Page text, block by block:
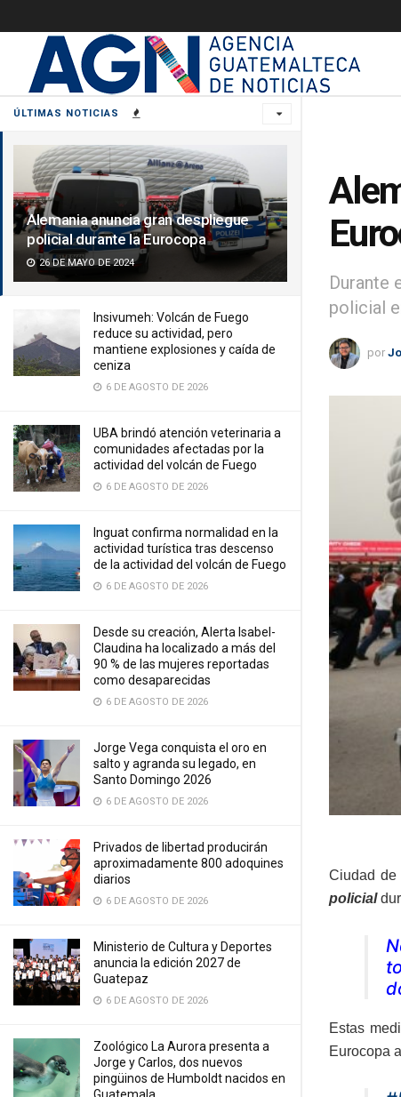
ÚLTIMAS NOTICIAS
Alemania anuncia gran despliegue
policial durante la Eurocopa
26 DE MAYO DE 2024
Insivumeh: Volcán de Fuego
reduce su actividad, pero
mantiene explosiones y caída de
ceniza
6 DE AGOSTO DE 2026
UBA brindó atención veterinaria a
comunidades afectadas por la
actividad del volcán de Fuego
6 DE AGOSTO DE 2026
Inguat confirma normalidad en la
actividad turística tras descenso
de la actividad del volcán de Fuego
6 DE AGOSTO DE 2026
Desde su creación, Alerta Isabel-
Claudina ha localizado a más del
90 % de las mujeres reportadas
como desaparecidas
6 DE AGOSTO DE 2026
Jorge Vega conquista el oro en
salto y agranda su legado, en
Santo Domingo 2026
6 DE AGOSTO DE 2026
Privados de libertad producirán
aproximadamente 800 adoquines
diarios
6 DE AGOSTO DE 2026
Ministerio de Cultura y Deportes
anuncia la edición 2027 de
Guatepaz
6 DE AGOSTO DE 2026
Zoológico La Aurora presenta a
Jorge y Carlos, dos nuevos
pingüinos de Humboldt nacidos en
Durante
policial
por
Ciudad de
policial
Estas
Eurocopa